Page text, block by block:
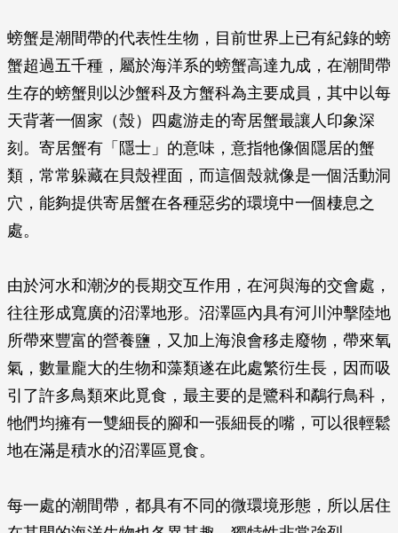
螃蟹是潮間帶的代表性生物，目前世界上已有紀錄的螃
蟹超過五千種，屬於海洋系的螃蟹高達九成，在潮間帶
生存的螃蟹則以沙蟹科及方蟹科為主要成員，其中以每
天背著一個家（殼）四處游走的寄居蟹最讓人印象深
刻。寄居蟹有「隱士」的意味，意指牠像個隱居的蟹
類，常常躲藏在貝殼裡面，而這個殼就像是一個活動洞
穴，能夠提供寄居蟹在各種惡劣的環境中一個棲息之
處。
由於河水和潮汐的長期交互作用，在河與海的交會處，
往往形成寬廣的沼澤地形。沼澤區內具有河川沖擊陸地
所帶來豐富的營養鹽，又加上海浪會移走廢物，帶來氧
氣，數量龐大的生物和藻類遂在此處繁衍生長，因而吸
引了許多鳥類來此覓食，最主要的是鷺科和鷸行鳥科，
牠們均擁有一雙細長的腳和一張細長的嘴，可以很輕鬆
地在滿是積水的沼澤區覓食。
每一處的潮間帶，都具有不同的微環境形態，所以居住